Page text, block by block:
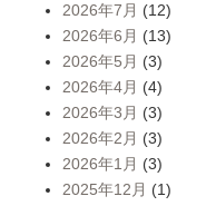
2026年7月 (12)
2026年6月 (13)
2026年5月 (3)
2026年4月 (4)
2026年3月 (3)
2026年2月 (3)
2026年1月 (3)
2025年12月 (1)